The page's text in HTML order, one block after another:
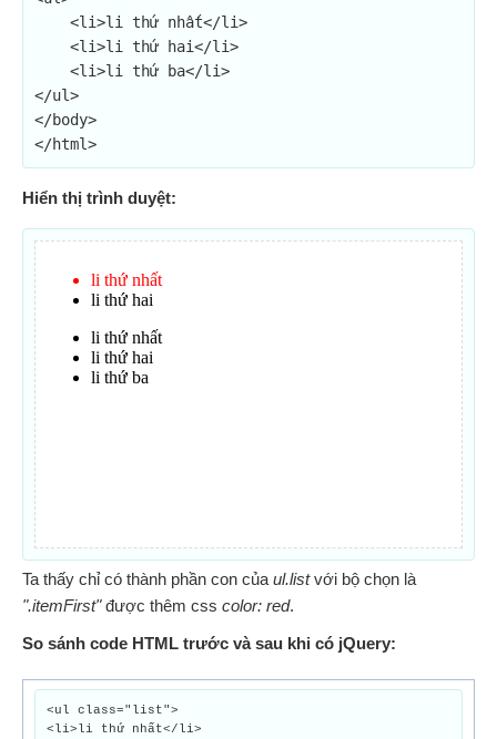
</ul>
</body>
</html>
Hiển thị trình duyệt:
Ta thấy chỉ có thành phần con của ul.listvới bộ chọn là
".itemFirst"được thêm css color: red.
So sánh code HTML trước và sau khi có jQuery:
<ul class="list">
<li>li thứ nhất</li>